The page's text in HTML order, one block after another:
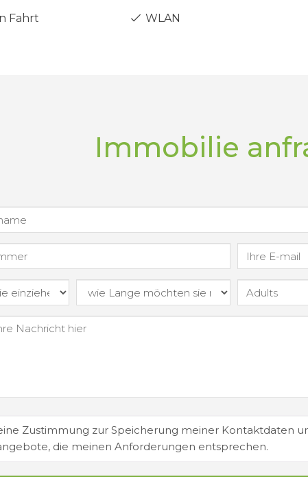
Fahrt
WLAN
Immobilie
Zustimmung zur Speicherung meiner Kontaktdaten
die meinen Anforderungen entsprechen.